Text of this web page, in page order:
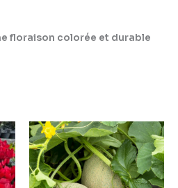
floraison colorée et durable
Plage
de
prix :
2,79 €
à
3,49 €